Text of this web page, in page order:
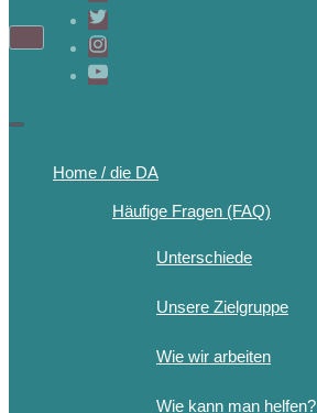
Home / die DA
Häufige Fragen (FAQ)
Unterschiede
Unsere Zielgruppe
Wie wir arbeiten
Wie kann man helfen?